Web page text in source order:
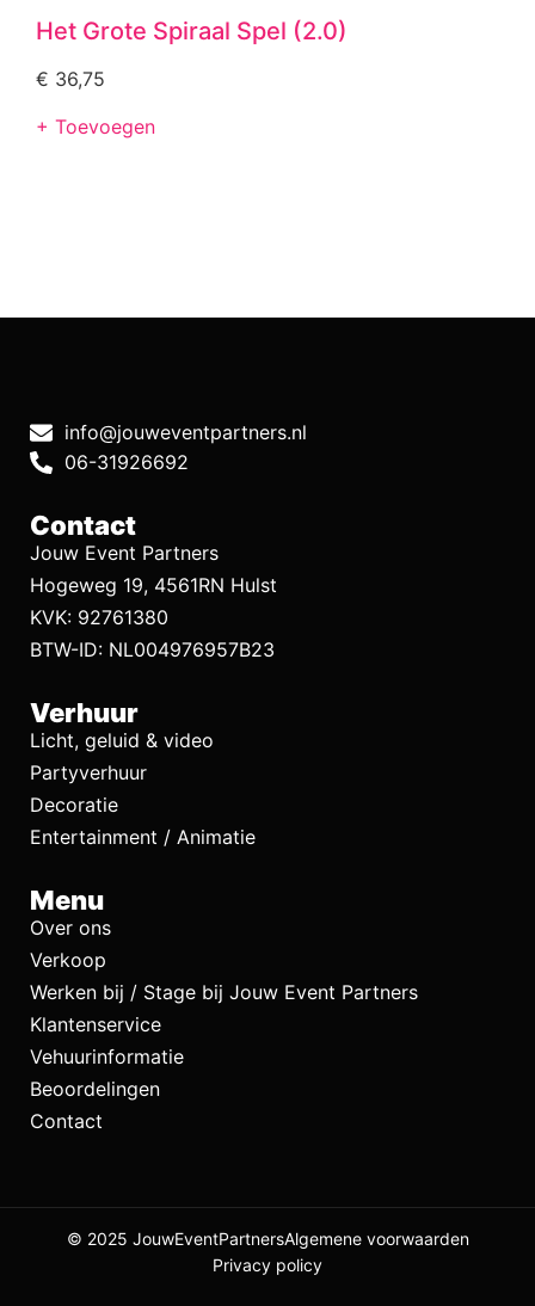
Het Grote Spiraal Spel (2.0)
€ 36,75
+ Toevoegen
info@jouweventpartners.nl
06-31926692
Contact
Jouw Event Partners
Hogeweg 19, 4561RN Hulst
KVK: 92761380
BTW-ID: NL004976957B23
Verhuur
Licht, geluid & video
Partyverhuur
Decoratie
Entertainment / Animatie
Menu
Over ons
Verkoop
Werken bij / Stage bij Jouw Event Partners
Klantenservice
Vehuurinformatie
Beoordelingen
Contact
© 2025 JouwEventPartnersAlgemene voorwaarden
Privacy policy